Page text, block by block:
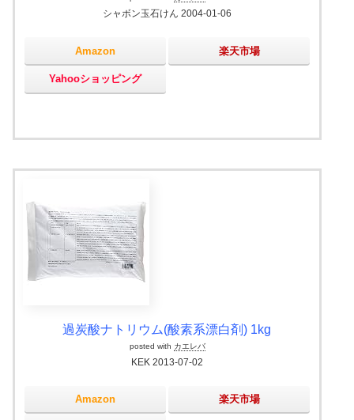
シャボン玉石けん 2004-01-06
Amazon 楽天市場
Yahooショッピング
過炭酸ナトリウム(酸素系漂白剤) 1kg
posted with カエレバ
KEK 2013-07-02
Amazon 楽天市場